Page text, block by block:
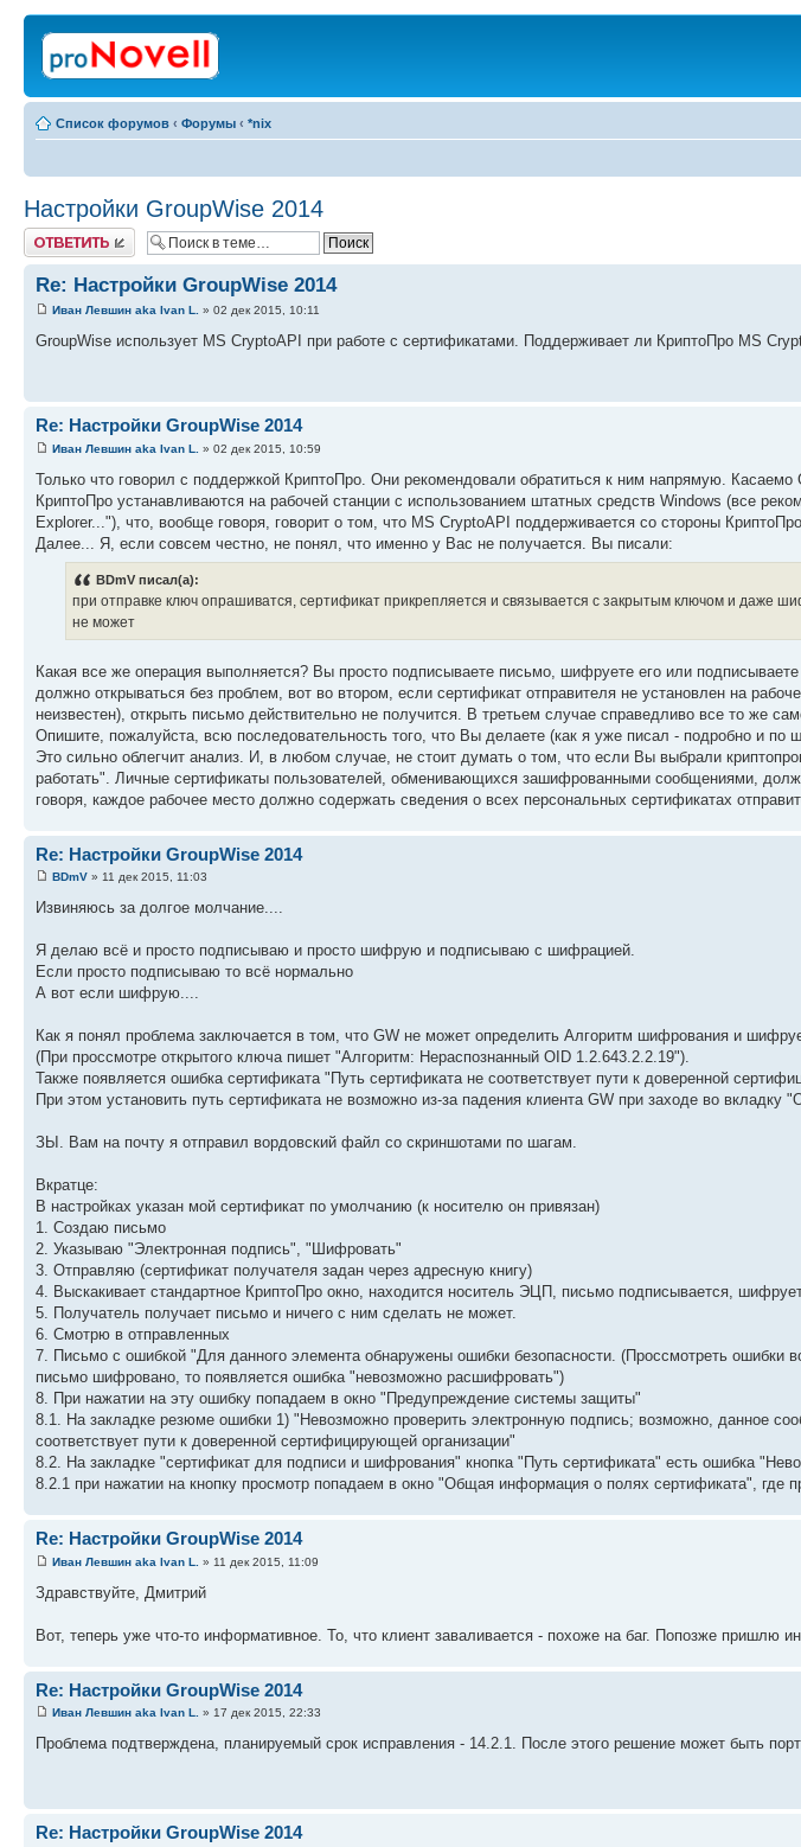
Список форумов ‹ Форумы ‹ *nix
Настройки GroupWise 2014
Ответить
Re: Настройки GroupWise 2014
Иван Левшин aka Ivan L. » 02 дек 2015, 10:11
GroupWise использует MS CryptoAPI при работе с сертификатами. Поддерживает ли КриптоПро MS
Re: Настройки GroupWise 2014
Иван Левшин aka Ivan L. » 02 дек 2015, 10:59
Только что говорил с поддержкой КриптоПро. Они рекомендовали обратиться к ним напрямую.
КриптоПро устанавливаются на рабочей станции с использованием штатных средств Windows (все
Explorer..."), что, вообще говоря, говорит о том, что MS CryptoAPI поддерживается со стороны
Далее... Я, если совсем честно, не понял, что именно у Вас не получается. Вы писали:
BDmV писал(а):
при отправке ключ опрашиватся, сертификат прикрепляется и связывается с закрытым ключом и даже
не может
Какая все же операция выполняется? Вы просто подписываете письмо, шифруете его или
должно открываться без проблем, вот во втором, если сертификат отправителя не установлен на
неизвестен), открыть письмо действительно не получится. В третьем случае справедливо все то же
Опишите, пожалуйста, всю последовательность того, что Вы делаете (как я уже писал - подробно и по
Это сильно облегчит анализ. И, в любом случае, не стоит думать о том, что если Вы выбрали
работать". Личные сертификаты пользователей, обменивающихся зашифрованными сообщениями,
говоря, каждое рабочее место должно содержать сведения о всех персональных сертификатах
Re: Настройки GroupWise 2014
BDmV » 11 дек 2015, 11:03
Извиняюсь за долгое молчание....
Я делаю всё и просто подписываю и просто шифрую и подписываю с шифрацией.
Если просто подписываю то всё нормально
А вот если шифрую....
Как я понял проблема заключается в том, что GW не может определить Алгоритм шифрования и
(При проссмотре открытого ключа пишет "Алгоритм: Нераспознанный OID 1.2.643.2.2.19").
Также появляется ошибка сертификата "Путь сертификата не соответствует пути к доверенной
При этом установить путь сертификата не возможно из-за падения клиента GW при заходе во вкладку
ЗЫ. Вам на почту я отправил вордовский файл со скриншотами по шагам.
Вкратце:
В настройках указан мой сертификат по умолчанию (к носителю он привязан)
1. Создаю письмо
2. Указываю "Электронная подпись", "Шифровать"
3. Отправляю (сертификат получателя задан через адресную книгу)
4. Выскакивает стандартное КриптоПро окно, находится носитель ЭЦП, письмо подписывается,
5. Получатель получает письмо и ничего с ним сделать не может.
6. Смотрю в отправленных
7. Письмо с ошибкой "Для данного элемента обнаружены ошибки безопасности. (Проссмотреть ошибки
письмо шифровано, то появляется ошибка "невозможно расшифровать")
8. При нажатии на эту ошибку попадаем в окно "Предупреждение системы защиты"
8.1. На закладке резюме ошибки 1) "Невозможно проверить электронную подпись; возможно, данное
соответствует пути к доверенной сертифицирующей организации"
8.2. На закладке "сертификат для подписи и шифрования" кнопка "Путь сертификата" есть ошибка
8.2.1 при нажатии на кнопку просмотр попадаем в окно "Общая информация о полях сертификата", где
Re: Настройки GroupWise 2014
Иван Левшин aka Ivan L. » 11 дек 2015, 11:09
Здравствуйте, Дмитрий
Вот, теперь уже что-то информативное. То, что клиент заваливается - похоже на баг. Попозже пришлю
Re: Настройки GroupWise 2014
Иван Левшин aka Ivan L. » 17 дек 2015, 22:33
Проблема подтверждена, планируемый срок исправления - 14.2.1. После этого решение может быть
Re: Настройки GroupWise 2014